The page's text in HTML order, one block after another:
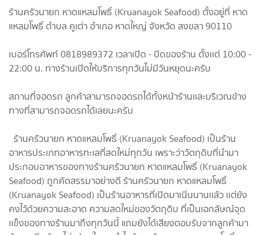
ร้านครัวนายก หาดแหลมโพธิ์ (Kruanayok Seafood) ตั้งอยู่​ที่ หาด
แหลมโพธิ์​ ตำบล คูเต่า อำเภอ หาดใหญ่ จังหวัด สงขลา​ 90110​
เบอร์​โทรศัพท์​ 0818989372 เวลาเปิด​ -​ ปิด​ของร้าน​ ตั้งเเต่​ 10:00 -
22:00 น.​ ทางร้านเปิดให้บริการทุกวันไม่มีวันหยุดนะครับ
สถานที่จอดรถ​ ลูกค้า​สามารถ​จอดรถได้ทั้งหน้า​ร้านเเละบริเวณ​ข้าง
ทางที่สามารถ​จอดรถได้เลยนะครับ
ร้านครัวนายก หาดแหลมโพธิ์ (Kruanayok Seafood)​ เป็นร้าน
อาหารประเภท​อาหารทะเลที่สด​ใหม่​ทุกวัน​ เพราะว่าวัตถุดิบ​ที่นำมา
ประกอบอาหารของทางร้านครัวนายก หาดแหลมโพธิ์ (Kruanayok
Seafood) ถูกคัดสรรมาอย่างดี ร้านครัวนายก หาดแหลมโพธิ์
(Kruanayok Seafood) เป็นร้านอาหาร​ที่เปิดมาเนิ่นนานเเล้ว​ เเต่ยัง
คงไว้ด้วยความสะอาด​ ความสดใหม่​ของวัตถุดิบ​ ที่เป็นเอกลัษณ์​จุด
เเข็ง​ของทางร้านมาถึงทุกวันนี้​ แถมยังได้เสียงตอบรับจากลูกค้ามา